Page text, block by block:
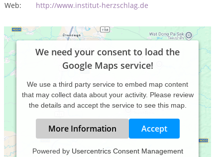
Web:
http://www.institut-herzschlag.de
We need your consent to load the
Google Maps service!
We use a third party service to embed map content
that may collect data about your activity. Please review
the details and accept the service to see this map.
More Information Accept
Powered by Usercentrics Consent Management